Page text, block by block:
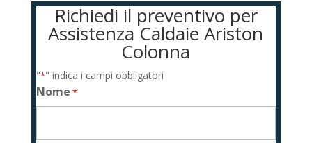
Richiedi il preventivo per
Assistenza Caldaie Ariston
Colonna
"*" indica i campi obbligatori
Nome *